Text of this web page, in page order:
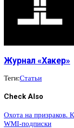
Журнал «Хакер»
Теги:Статьи
Check Also
Охота на призраков.
WMI-подписки